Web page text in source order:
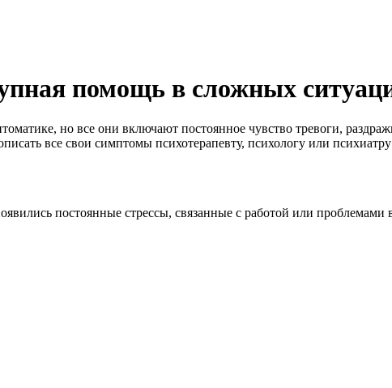
помощь в сложных
но все они включают постоянное чувство тревоги,
все свои симптомы психотерапевту, психологу или
постоянные стрессы, связанные с работой или проблемами